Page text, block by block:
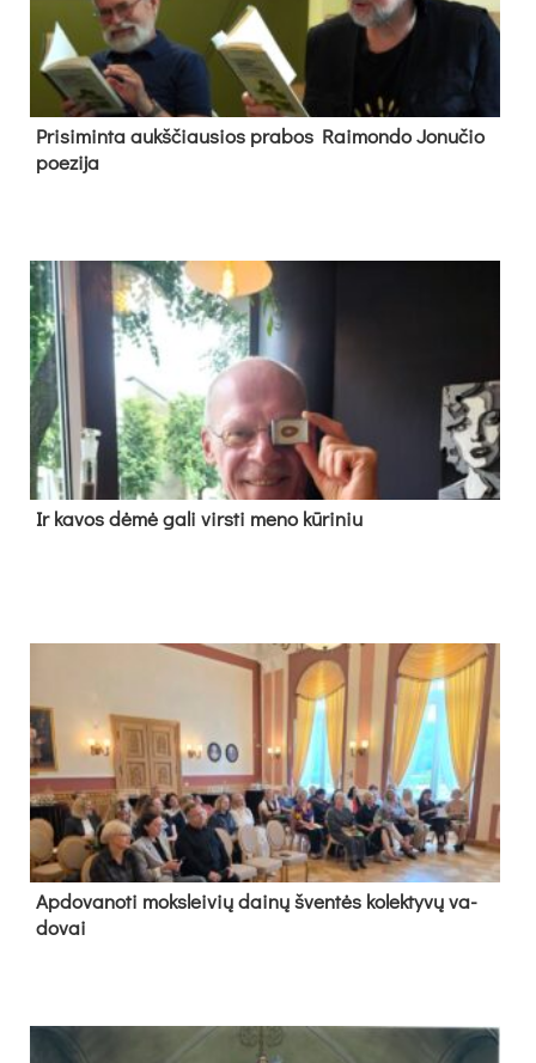
Pri­si­min­ta aukš­čiau­sios pra­bos Rai­mon­do Jo­nu­čio
poe­zi­ja
Ir ka­vos dė­mė ga­li virs­ti me­no kū­ri­niu
Ap­do­va­no­ti moks­lei­vių dai­nų šven­tės ko­lek­ty­vų va­
do­vai